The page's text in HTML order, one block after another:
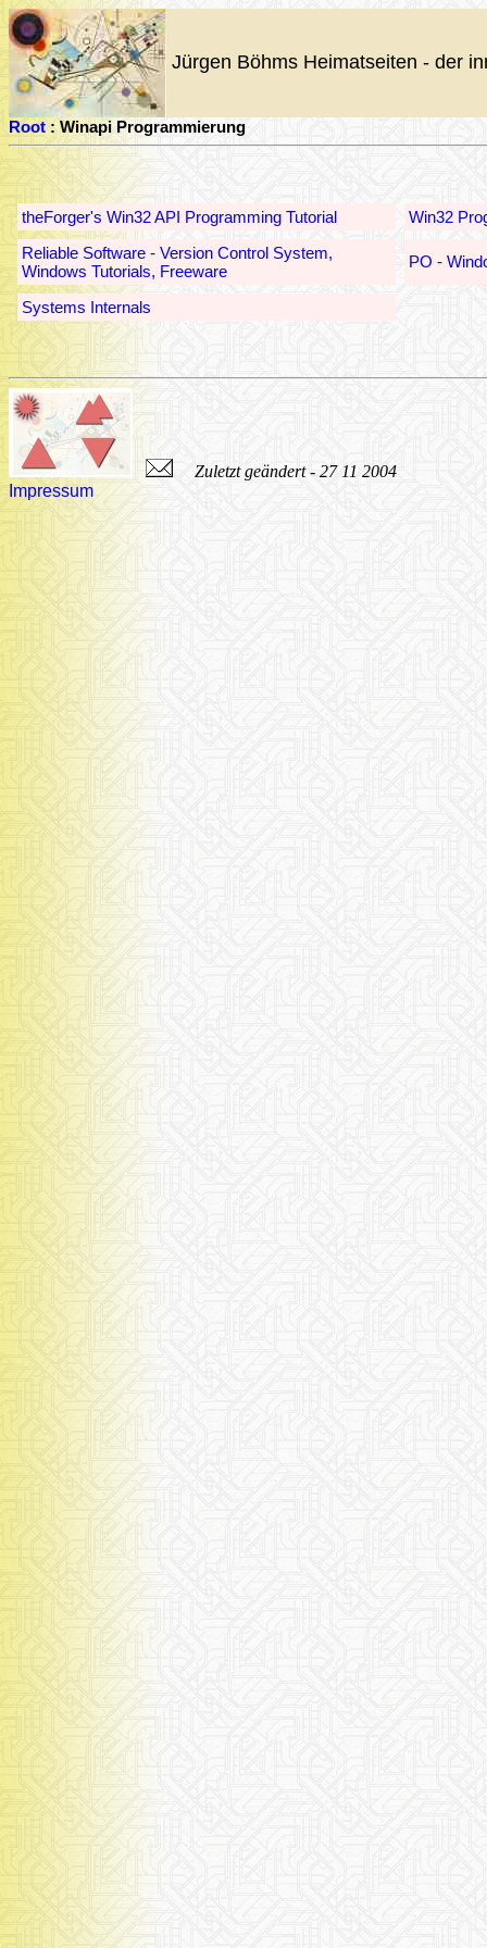
Jürgen Böhms Heimatseiten - der
Root: Winapi Programmierung
theForger's Win32 API Programming Tutorial
Win32
Reliable Software - Version Control System,
Windows Tutorials, Freeware
PO -
Systems Internals
Zuletzt geändert - 27 11 2004
Impressum